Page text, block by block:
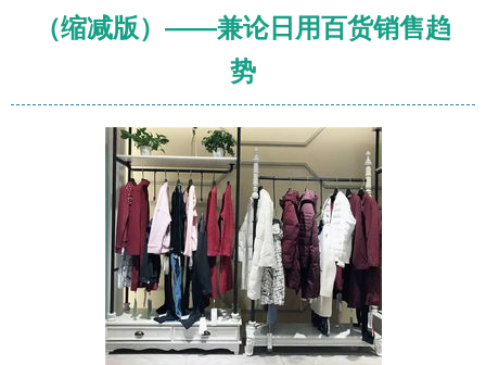
（缩减版）——兼论日用百货销售趋
势